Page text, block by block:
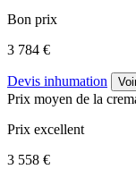
Bon prix
3 784 €
Devis inhumation
Prix moyen de la
Prix excellent
3 558 €